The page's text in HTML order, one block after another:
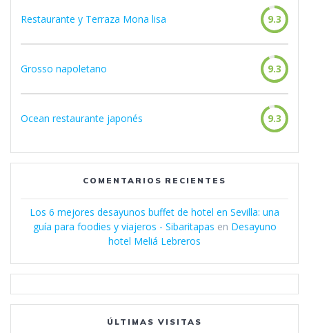
Restaurante y Terraza Mona lisa 9.3
Grosso napoletano 9.3
Ocean restaurante japonés 9.3
COMENTARIOS RECIENTES
Los 6 mejores desayunos buffet de hotel en Sevilla: una
guía para foodies y viajeros - Sibaritapas en Desayuno
hotel Meliá Lebreros
ÚLTIMAS VISITAS